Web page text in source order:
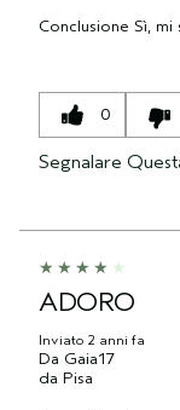
Conclusione Sì, mi
0
Segnalare
ADORO
Inviato 2 anni fa
Da Gaia17
da Pisa